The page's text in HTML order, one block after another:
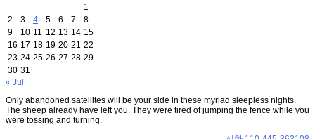
1
2
3 4 5 6 7
8
9
10 11 12 13 14 15
16 17 18 19 20 21 22
23 24 25 26 27 28 29
30 31
« Jul
Only abandoned satellites will be your side in these myriad sleepless nights.
The sheep already have left you. They were tired of jumping the fence while you
were tossing and turning.